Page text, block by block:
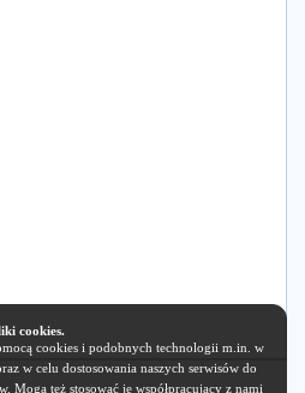
cookies.
cookies i podobnych technologii m.in. w
w celu dostosowania naszych serwisów do
też stosować je współpracujący z nami